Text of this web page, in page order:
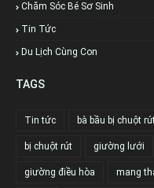
Chăm Sóc Bé Sơ Sinh
Tin Tức
Du Lịch Cùng Con
TAGS
Tin tức bà bầu bị chuột
bị chuột rút giường lưới
giường điều hòa mang